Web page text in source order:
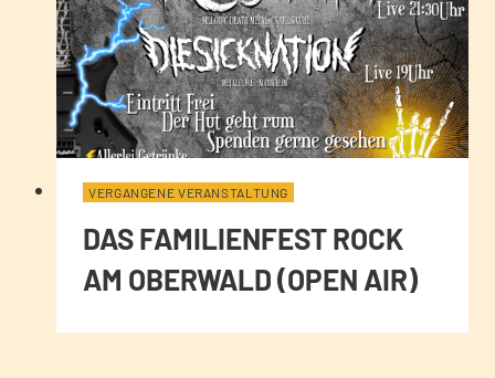
VERGANGENE VERANSTALTUNG
DAS FAMILIENFEST ROCK
AM OBERWALD (OPEN AIR)